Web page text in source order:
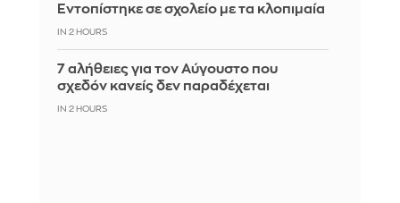
Εντοπίστηκε σε σχολείο με τα κλοπιμαία
IN 2 HOURS
7 αλήθειες για τον Αύγουστο που
σχεδόν κανείς δεν παραδέχεται
IN 2 HOURS